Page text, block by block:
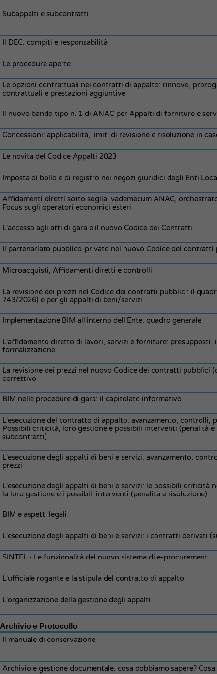
Subappalti e subcontratti
Il DEC: compiti e responsabilità
Le procedure aperte
Le opzioni contrattuali nei contratti di appalto: rinnovo,
contrattuali e prestazioni aggiuntive
Il nuovo bando tipo n. 1 di ANAC per Appalti di forniture e
Concessioni: applicabilità, limiti di revisione e risoluzione in
Le novità del Codice Appalti 2023
Imposta di bollo e di registro nei negozi giuridici degli Enti
Affidamenti diretti sotto soglia, vademecum ANAC,
Focus sugli operatori economici esteri
L'accesso agli atti di gara e il nuovo Codice dei Contratti
Il partenariato pubblico-privato nel nuovo Codice dei contratti
Microacquisti, Affidamenti diretti e controlli
La revisione dei prezzi nel Codice dei contratti pubblici: il
743/2026) e per gli appalti di beni/servizi
Implementazione BIM all'interno dell'Ente: quadro generale
L'affidamento diretto di lavori, servizi e forniture: presupposti,
formalizzazione
La revisione dei prezzi nel nuovo Codice dei contratti pubblici
correttivo
BIM nelle procedure di gara: il capitolato informativo
L'esecuzione del contratto di appalto: avanzamento, controlli,
Possibili criticità, loro gestione e possibili interventi (penalità
subcontratti)
L'esecuzione degli appalti di beni e servizi: avanzamento,
prezzi
L'esecuzione degli appalti di beni e servizi: le possibili
la loro gestione e i possibili interventi (penalità e risoluzione).
BIM e aspetti legali
L'esecuzione degli appalti di beni e servizi: i contratti derivati
SINTEL - Le funzionalità del nuovo sistema di e-procurement
L'ufficiale rogante e la stipula del contratto di appalto
L'organizzazione della gestione degli appalti
Archivio e Protocollo
Il manuale di conservazione
Archivio e gestione documentale: cosa dobbiamo sapere?